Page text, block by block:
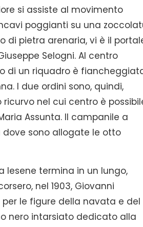
si assiste al movimento
poggianti su una
di pietra arenaria, vi è il
Selogni. Al centro
di un riquadro è
I due ordini sono, quindi,
nel cui centro è
Assunta. Il campanile a
sono allogate le otto
lesene termina in un lungo,
nel 1903, Giovanni
per le figure della navata e del
nero intarsiato dedicato alla